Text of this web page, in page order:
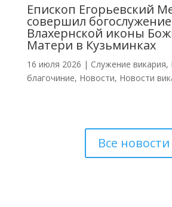
Епископ Егорьевский
совершил
Влахернской иконы
Матери в Кузьминках
16 июля 2026 | Cлужение викария,
благочиние, Новости, Новости
Все новости